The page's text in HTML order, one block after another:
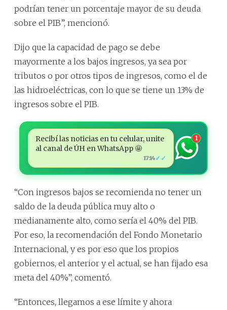
podrían tener un porcentaje mayor de su deuda
sobre el PIB”, mencionó.
Dijo que la capacidad de pago se debe
mayormente a los bajos ingresos, ya sea por
tributos o por otros tipos de ingresos, como el de
las hidroeléctricas, con lo que se tiene un 13% de
ingresos sobre el PIB.
Recibí las noticias en tu celular, unite
al canal de ÚH en WhatsApp 🤩
17:14✓✓
1
“Con ingresos bajos se recomienda no tener un
saldo de la deuda pública muy alto o
medianamente alto, como sería el 40% del PIB.
Por eso, la recomendación del Fondo Monetario
Internacional, y es por eso que los propios
gobiernos, el anterior y el actual, se han fijado esa
meta del 40%”, comentó.
“Entonces, llegamos a ese límite y ahora